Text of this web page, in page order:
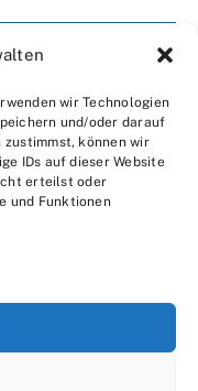
wir Technologien
und/oder darauf
zustimmst, können wir
IDs auf dieser Website
erteilst oder
und Funktionen